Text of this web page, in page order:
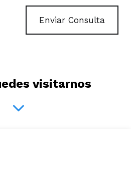
Enviar Consulta
visitarnos